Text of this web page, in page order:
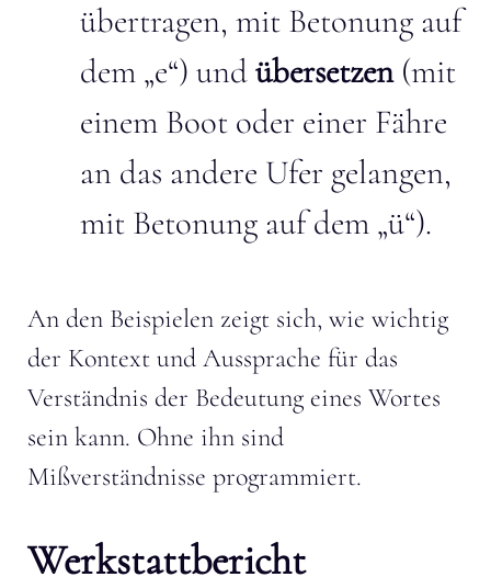
übertragen, mit Betonung auf
dem „e“) undübersetzen(mit
einem Boot oder einer Fähre
an das andere Ufer gelangen,
mit Betonung auf dem „ü“).
An den Beispielen zeigt sich, wie wichtig
der Kontext und Aussprache für das
Verständnis der Bedeutung eines Wortes
sein kann. Ohne ihn sind
Mißverständnisse programmiert.
Werkstattbericht